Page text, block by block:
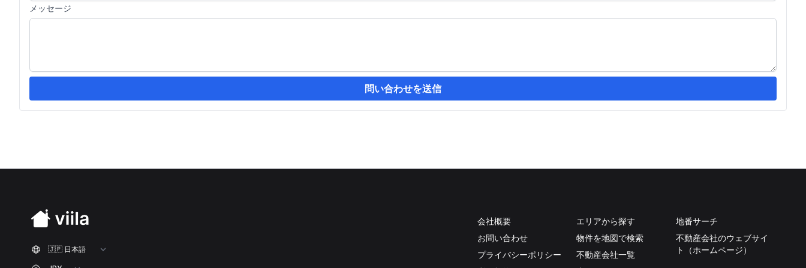
メッセージ
問い合わせを送信
会社概要
お問い合わせ
プライバシーポリシー
エリアから探す
物件を地図で検索
不動産会社一覧
地番サーチ
不動産会社のウェブサイ
ト（ホームページ）